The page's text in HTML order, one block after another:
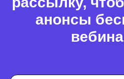
анонсы